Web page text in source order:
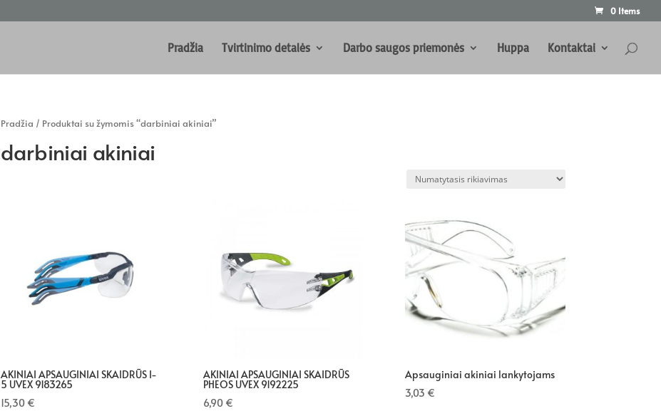
0 Items
Pradžia Tvirtinimo detalės Darbo saugos priemonės Huppa Kontaktai
Pradžia / Produktai su žymomis “darbiniai akiniai”
darbiniai akiniai
AKINIAI APSAUGINIAI SKAIDRŪS I-
5 UVEX 9183265
15,30 €
AKINIAI APSAUGINIAI SKAIDRŪS
PHEOS UVEX 9192225
6,90 €
Apsauginiai akiniai lankytojams
3,03 €